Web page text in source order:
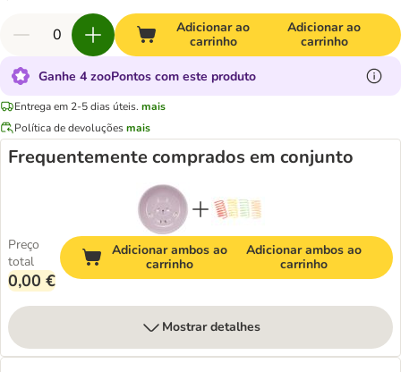
Adicionar ao
carrinho
Adicionar ao
carrinho
Ganhe 4 zooPontos com este produto
Entrega em 2-5 dias úteis. mais
Política de devoluçõesmais
Frequentemente comprados em conjunto
Preço
total
0,00 €
Adicionar ambos ao
carrinho
Adicionar ambos ao
carrinho
Mostrar detalhes